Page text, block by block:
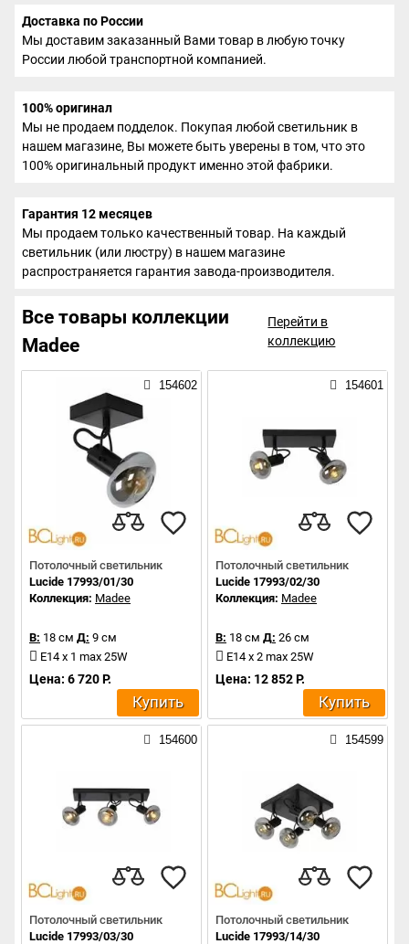
Доставка по России
Мы доставим заказанный Вами товар в любую точку
России любой транспортной компанией.
100% оригинал
Мы не продаем подделок. Покупая любой светильник в
нашем магазине, Вы можете быть уверены в том, что это
100% оригинальный продукт именно этой фабрики.
Гарантия 12 месяцев
Мы продаем только качественный товар. На каждый
светильник (или люстру) в нашем магазине
распространяется гарантия завода-производителя.
Все товары коллекции
Madee
Перейти в
коллекцию
154602
Потолочный светильник
Lucide 17993/01/30
Коллекция: Madee
В: 18 см Д: 9 см
Е14 x 1 max 25W
Цена: 6 720 Р.
Купить
154601
Потолочный светильник
Lucide 17993/02/30
Коллекция: Madee
В: 18 см Д: 26 см
Е14 x 2 max 25W
Цена: 12 852 Р.
Купить
154600
Потолочный светильник
Lucide 17993/03/30
154599
Потолочный светильник
Lucide 17993/14/30